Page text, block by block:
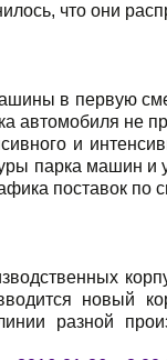
что они
в первую
автомобиля не
и
парка машин и
поставок
новый
разной